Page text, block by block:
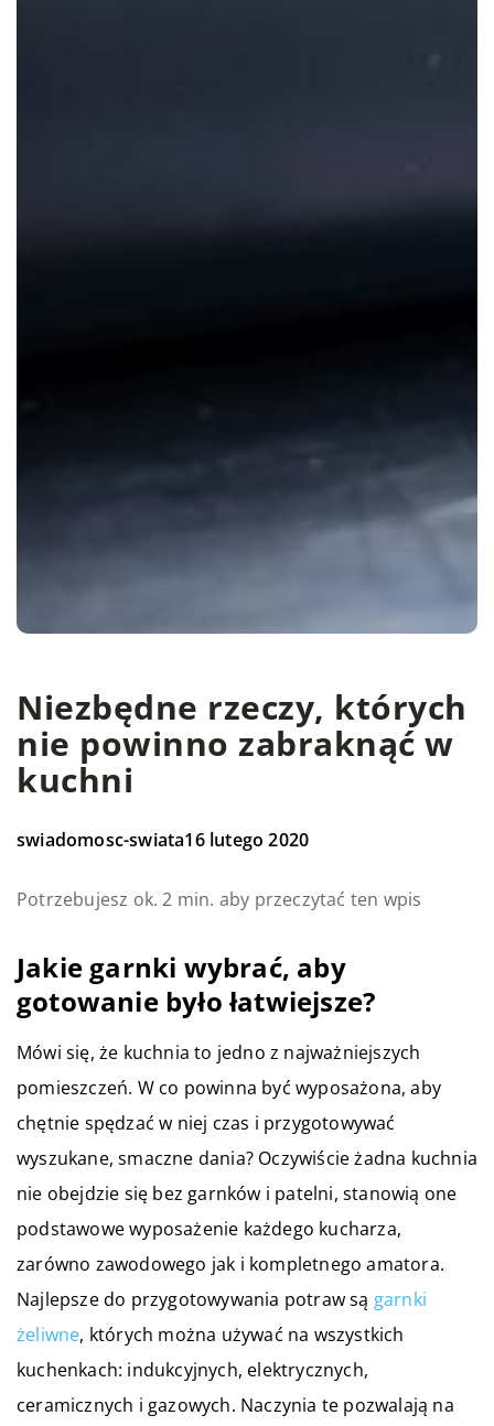
Niezbędne rzeczy, których
nie powinno zabraknąć w
kuchni
swiadomosc-swiata16 lutego 2020
Potrzebujesz ok. 2 min. aby przeczytać ten wpis
Jakie garnki wybrać, aby
gotowanie było łatwiejsze?
Mówi się, że kuchnia to jedno z najważniejszych
pomieszczeń. W co powinna być wyposażona, aby
chętnie spędzać w niej czas i przygotowywać
wyszukane, smaczne dania? Oczywiście żadna kuchnia
nie obejdzie się bez garnków i patelni, stanowią one
podstawowe wyposażenie każdego kucharza,
zarówno zawodowego jak i kompletnego amatora.
Najlepsze do przygotowywania potraw są garnki
żeliwne, których można używać na wszystkich
kuchenkach: indukcyjnych, elektrycznych,
ceramicznych i gazowych. Naczynia te pozwalają na